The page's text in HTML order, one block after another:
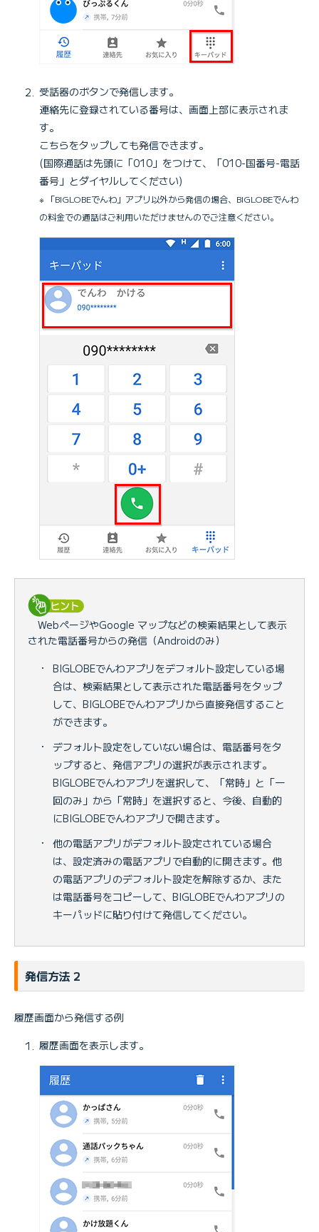
受話器のボタンで発信します。
連絡先に登録されている番号は、画面上部に表示されま
す。
こちらをタップしても発信できます。
(国際通話は先頭に「010」をつけて、「010-国番号-電話
番号」とダイヤルしてください)
※ 「BIGLOBEでんわ」アプリ以外から発信の場合、BIGLOBEでんわ
の料金での通話はご利用いただけませんのでご注意ください。
WebページやGoogle マップなどの検索結果として表示
された電話番号からの発信（Androidのみ）
・
BIGLOBEでんわアプリをデフォルト設定している場
合は、検索結果として表示された電話番号をタップ
して、BIGLOBEでんわアプリから直接発信すること
ができます。
・
デフォルト設定をしていない場合は、電話番号をタ
ップすると、発信アプリの選択が表示されます。
BIGLOBEでんわアプリを選択して、「常時」と「一
回のみ」から「常時」を選択すると、今後、自動的
にBIGLOBEでんわアプリで開きます。
・
他の電話アプリがデフォルト設定されている場合
は、設定済みの電話アプリで自動的に開きます。他
の電話アプリのデフォルト設定を解除するか、また
は電話番号をコピーして、BIGLOBEでんわアプリの
キーパッドに貼り付けて発信してください。
発信方法 2
履歴画面から発信する例
履歴画面を表示します。